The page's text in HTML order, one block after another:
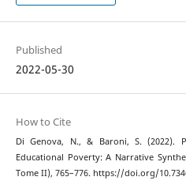
Published
2022-05-30
How to Cite
Di Genova, N., & Baroni, S. (2022).
Educational Poverty: A Narrative
Tome II), 765–776. https://doi.org/